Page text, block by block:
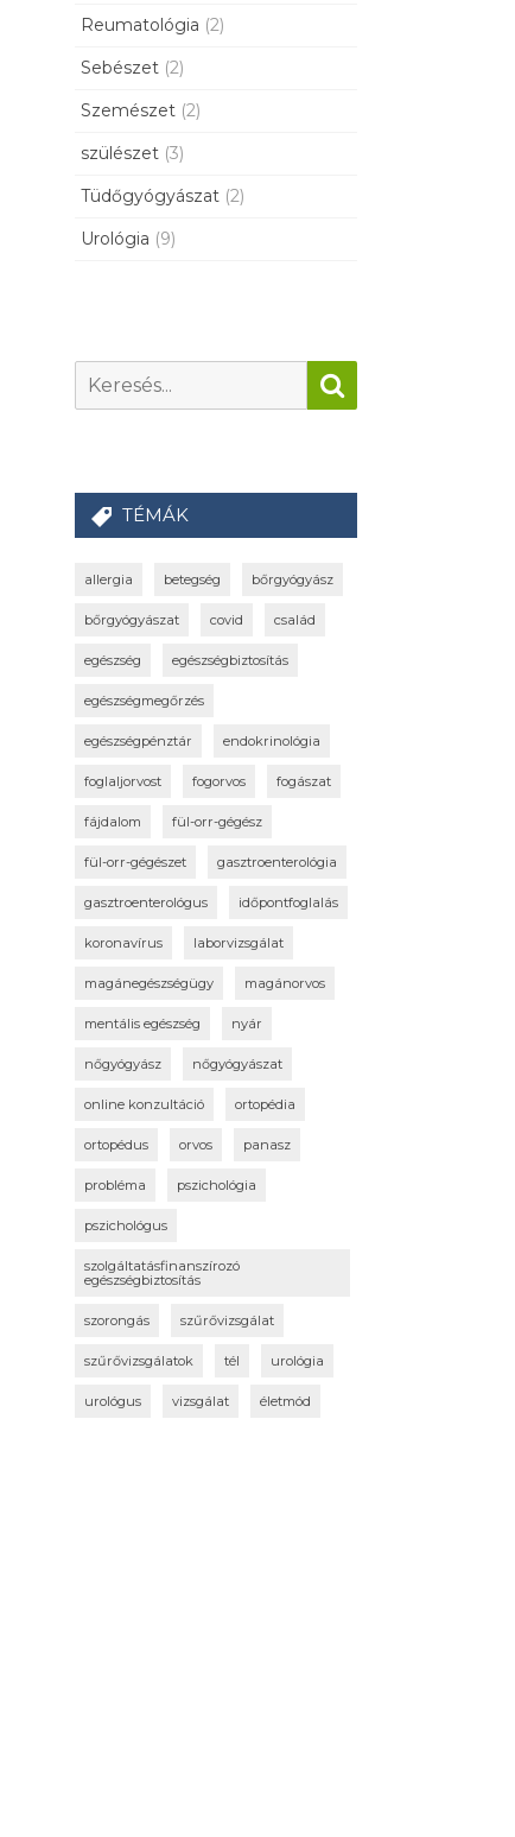
Reumatológia (2)
Sebészet (2)
Szemészet (2)
szülészet (3)
Tüdőgyógyászat (2)
Urológia (9)
TÉMÁK
allergia betegség bőrgyógyász
bőrgyógyászat covid család
egészség egészségbiztosítás
egészségmegőrzés
egészségpénztár endokrinológia
foglaljorvost fogorvos fogászat
fájdalom fül-orr-gégész
fül-orr-gégészet gasztroenterológia
gasztroenterológus időpontfoglalás
koronavírus laborvizsgálat
magánegészségügy magánorvos
mentális egészség nyár
nőgyógyász nőgyógyászat
online konzultáció ortopédia
ortopédus orvos panasz
probléma pszichológia
pszichológus
szolgáltatásfinanszírozó
egészségbiztosítás
szorongás szűrővizsgálat
szűrővizsgálatok tél urológia
urológus vizsgálat életmód